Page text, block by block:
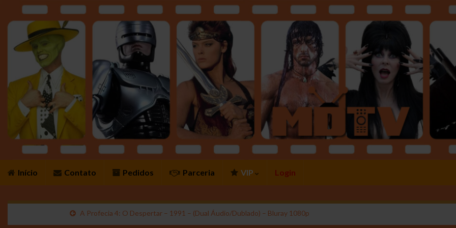
Início Contato Pedidos Parceria VIP Login
A Profecia 4: O Despertar – 1991 – (Dual Áudio/Dublado) – Bluray 1080p